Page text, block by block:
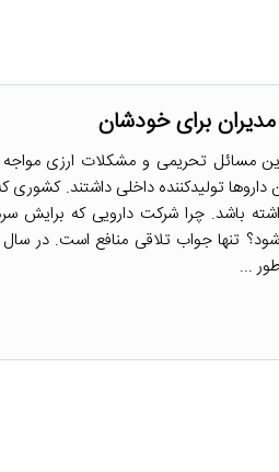
برای خودشان
تولیدکننده داخلی داشتند. کشوری
باشد. چرا شرکت دارویی که برایش
...